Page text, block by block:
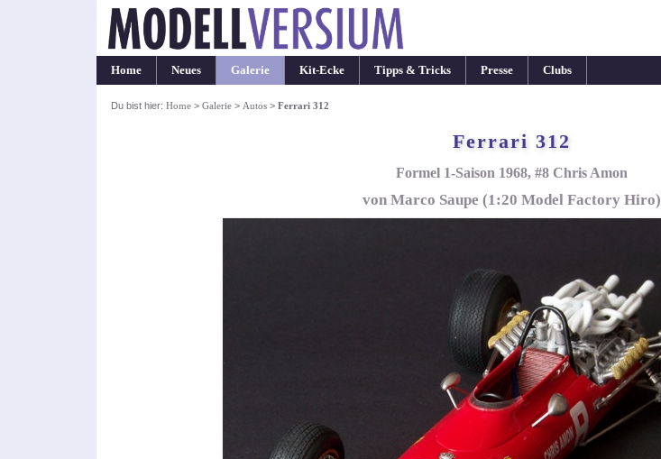
Home Neues Galerie Kit-Ecke Tipps & Tricks Presse Clubs
Du bist hier: Home> Galerie> Autos> Ferrari 312
Ferrari 312
Formel 1-Saison 1968, #8 Chris Amon
von Marco Saupe (1:20 Model Factory Hiro)